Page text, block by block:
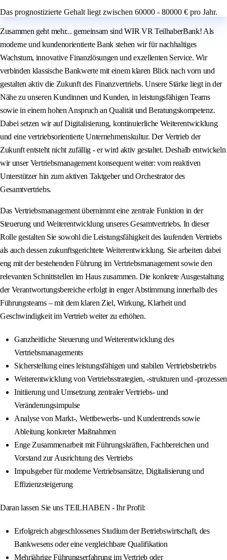
Das prognostizierte Gehalt liegt zwischen 60000 - 80000 € pro Jahr.
Zusammen geht mehr... gemeinsam sind WIR VR TeilhaberBank! Als
moderne und kundenorientierte Bank stehen wir für nachhaltiges
Wachstum, innovative Finanzlösungen und exzellenten Service. Wir
verbinden klassische Bankwerte mit einem klaren Blick nach vorn und
gestalten aktiv die Zukunft des Finanzvertriebs. Unsere Stärke liegt in der
Nähe zu unseren Kundinnen und Kunden, in leistungsfähigen Teams
sowie in einem hohen Anspruch an Qualität und Beratungskompetenz.
Dabei setzen wir auf Digitalisierung, kontinuierliche Weiterentwicklung
und eine vertriebsorientierte Unternehmenskultur. Der Vertrieb der
Zukunft entsteht nicht zufällig - er wird aktiv gestaltet. Deshalb entwickeln
wir unser Vertriebsmanagement konsequent weiter: vom reaktiven
Unterstützer hin zum aktiven Taktgeber und Orchestrator des
Gesamtvertriebs.
Das Vertriebsmanagement übernimmt eine zentrale Funktion in der
Steuerung und Weiterentwicklung unseres Gesamtvertriebs. In dieser
Rolle gestalten Sie sowohl die Leistungsfähigkeit des laufenden Vertriebs
als auch dessen zukunftsgerichtete Weiterentwicklung. Sie arbeiten dabei
eng mit der bestehenden Führung im Vertriebsmanagement sowie den
relevanten Schnittstellen im Haus zusammen. Die konkrete Ausgestaltung
der Verantwortungsbereiche erfolgt in enger Abstimmung innerhalb des
Führungsteams – mit dem klaren Ziel, Wirkung, Klarheit und
Geschwindigkeit im Vertrieb weiter zu erhöhen.
Ganzheitliche Steuerung und Weiterentwicklung des
Vertriebsmanagements
Sicherstellung eines leistungsfähigen und stabilen Vertriebsbetriebs
Weiterentwicklung von Vertriebsstrategien, -strukturen und -prozessen
Initiierung und Umsetzung zentraler Vertriebs- und
Veränderungsimpulse
Analyse von Markt-, Wettbewerbs- und Kundentrends sowie
Ableitung konkreter Maßnahmen
Enge Zusammenarbeit mit Führungskräften, Fachbereichen und
Vorstand zur Ausrichtung des Vertriebs
Impulsgeber für moderne Vertriebsansätze, Digitalisierung und
Effizienzsteigerung
Daran lassen Sie uns TEILHABEN - Ihr Profil:
Erfolgreich abgeschlossenes Studium der Betriebswirtschaft, des
Bankwesens oder eine vergleichbare Qualifikation
Mehrjährige Führungserfahrung im Vertrieb oder